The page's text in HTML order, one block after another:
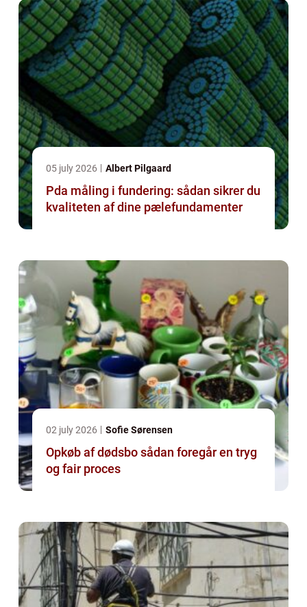
05 july 2026 Albert Pilgaard
Pda måling i fundering: sådan sikrer du
kvaliteten af dine pælefundamenter
02 july 2026 Sofie Sørensen
Opkøb af dødsbo sådan foregår en tryg
og fair proces